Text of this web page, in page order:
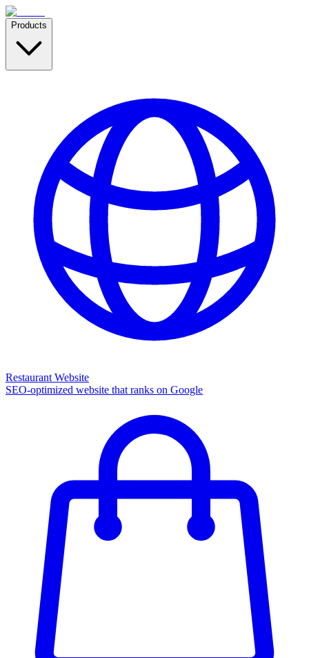
Products
Restaurant Website
SEO-optimized website that ranks on Google